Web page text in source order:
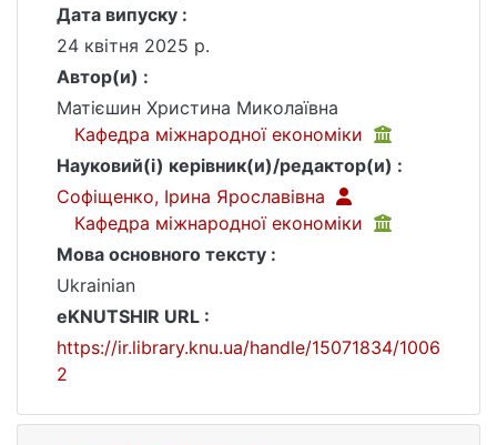
Дата випуску :
24 квітня 2025 р.
Автор(и) :
Матієшин Христина Миколаївна
Кафедра міжнародної економіки
Науковий(і) керівник(и)/редактор(и) :
Софіщенко, Ірина Ярославівна
Кафедра міжнародної економіки
Мова основного тексту :
Ukrainian
eKNUTSHIR URL :
https://ir.library.knu.ua/handle/15071834/1006
2